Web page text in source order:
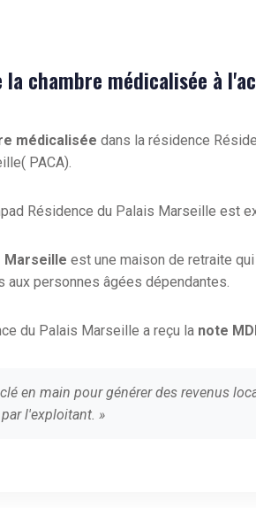
chambre médicalisée à
médicalisée dans la résidence
PACA).
Résidence du Palais Marseille est
Marseille est une maison de retraite
personnes âgées dépendantes.
du Palais Marseille a reçu la note
en main pour générer des revenus
l'exploitant. »